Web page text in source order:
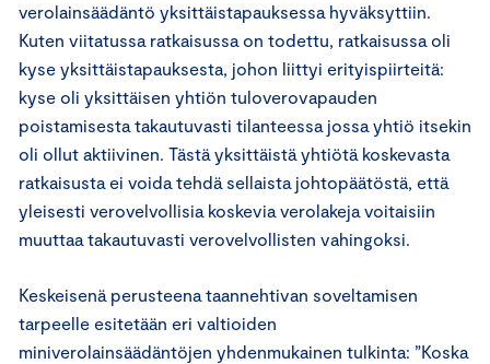
verolainsäädäntö yksittäistapauksessa hyväksyttiin.
Kuten viitatussa ratkaisussa on todettu, ratkaisussa oli
kyse yksittäistapauksesta, johon liittyi erityispiirteitä:
kyse oli yksittäisen yhtiön tuloverovapauden
poistamisesta takautuvasti tilanteessa jossa yhtiö itsekin
oli ollut aktiivinen. Tästä yksittäistä yhtiötä koskevasta
ratkaisusta ei voida tehdä sellaista johtopäätöstä, että
yleisesti verovelvollisia koskevia verolakeja voitaisiin
muuttaa takautuvasti verovelvollisten vahingoksi.
Keskeisenä perusteena taannehtivan soveltamisen
tarpeelle esitetään eri valtioiden
miniverolainsäädäntöjen yhdenmukainen tulkinta: ”Koska